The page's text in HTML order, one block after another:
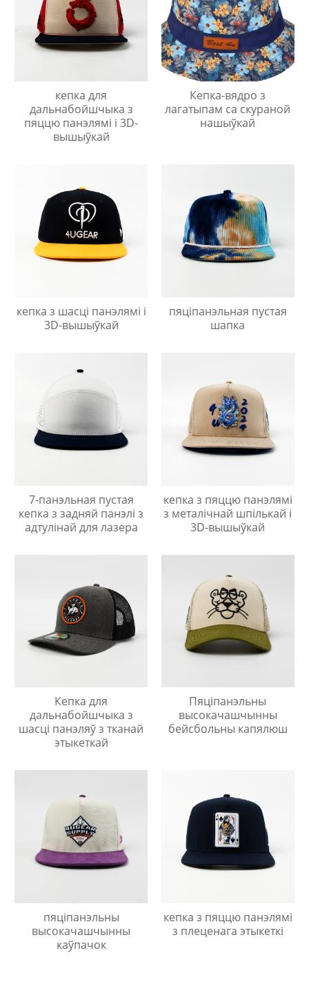
кепка для
дальнабойшчыка з
пяццю панэлямі і 3D-
вышыўкай
Кепка-вядро з
лагатыпам са скураной
нашыўкай
кепка з шасці панэлямі і
3D-вышыўкай
пяціпанэльная пустая
шапка
7-панэльная пустая
кепка з задняй панэлі з
адтулінай для лазера
кепка з пяццю панэлямі
з металічнай шпількай і
3D-вышыўкай
Кепка для
дальнабойшчыка з
шасці панэляў з тканай
этыкеткай
Пяціпанэльны
высокачашчынны
бейсбольны капялюш
пяціпанэльны
высокачашчынны
каўпачок
кепка з пяццю панэлямі
з плеценага этыкеткі